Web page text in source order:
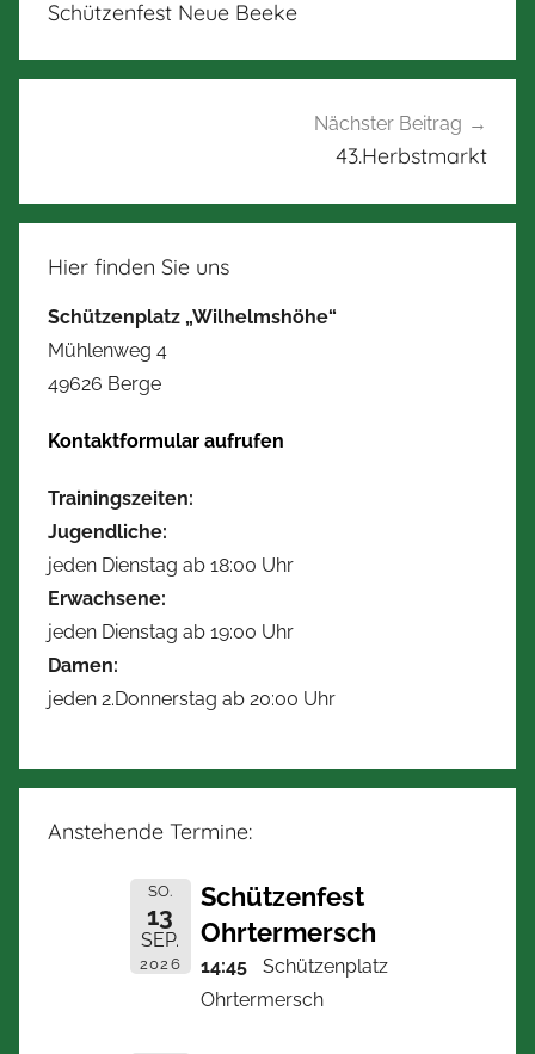
Schützenfest Neue Beeke
Nächster Beitrag
43.Herbstmarkt
Hier finden Sie uns
Schützenplatz „Wilhelmshöhe“
Mühlenweg 4
49626 Berge
Kontaktformular aufrufen
Trainingszeiten:
Jugendliche:
jeden Dienstag ab 18:00 Uhr
Erwachsene:
jeden Dienstag ab 19:00 Uhr
Damen:
jeden 2.Donnerstag ab 20:00 Uhr
Anstehende Termine:
SO.
13
SEP.
2026
Schützenfest
Ohrtermersch
14:45
Schützenplatz
Ohrtermersch